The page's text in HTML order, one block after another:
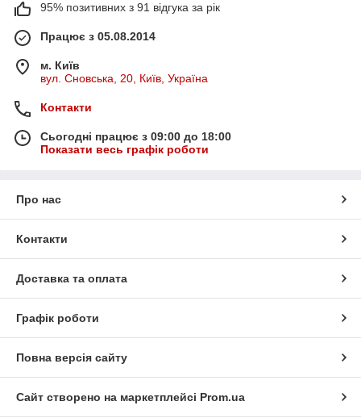
95% позитивних з 91 відгука за рік
Працює з 05.08.2014
м. Київ
вул. Сновська, 20, Київ, Україна
Контакти
Сьогодні працює з 09:00 до 18:00
Показати весь графік роботи
Про нас
Контакти
Доставка та оплата
Графік роботи
Повна версія сайту
Сайт створено на маркетплейсі Prom.ua